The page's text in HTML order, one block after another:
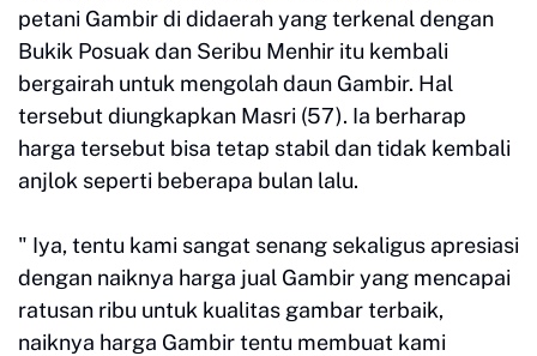
petani Gambir di didaerah yang terkenal dengan
Bukik Posuak dan Seribu Menhir itu kembali
bergairah untuk mengolah daun Gambir. Hal
tersebut diungkapkan Masri (57). Ia berharap
harga tersebut bisa tetap stabil dan tidak kembali
anjlok seperti beberapa bulan lalu.
" Iya, tentu kami sangat senang sekaligus apresiasi
dengan naiknya harga jual Gambir yang mencapai
ratusan ribu untuk kualitas gambar terbaik,
naiknya harga Gambir tentu membuat kami